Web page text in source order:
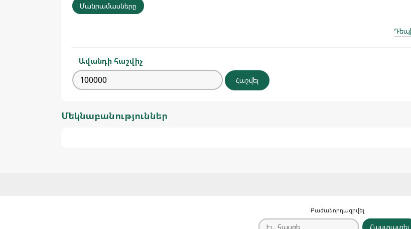
Մանրամասները
Ավանդի հաշվիչ
Մեկնաբանություններ
Բաժանորդագրվել
Հաստատել